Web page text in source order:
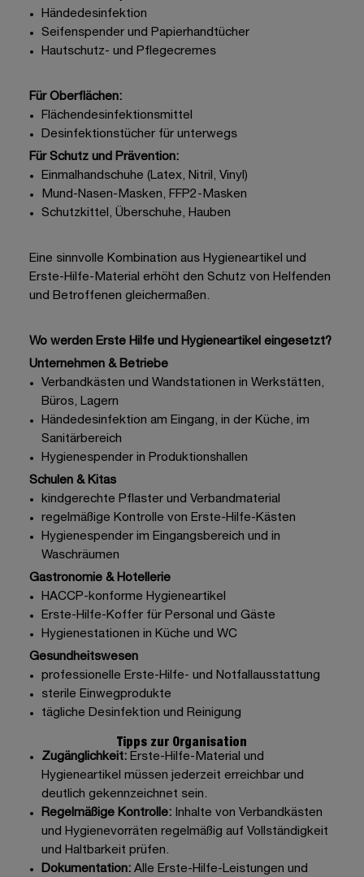
Händedesinfektion
Seifenspender und Papierhandtücher
Hautschutz- und Pflegecremes
Für Oberflächen:
Flächendesinfektionsmittel
Desinfektionstücher für unterwegs
Für Schutz und Prävention:
Einmalhandschuhe (Latex, Nitril, Vinyl)
Mund-Nasen-Masken, FFP2-Masken
Schutzkittel, Überschuhe, Hauben
Eine sinnvolle Kombination aus Hygieneartikel und
Erste-Hilfe-Material erhöht den Schutz von Helfenden
und Betroffenen gleichermaßen.
Wo werden Erste Hilfe und Hygieneartikel eingesetzt?
Unternehmen & Betriebe
Verbandkästen und Wandstationen in Werkstätten,
Büros, Lagern
Händedesinfektion am Eingang, in der Küche, im
Sanitärbereich
Hygienespender in Produktionshallen
Schulen & Kitas
kindgerechte Pflaster und Verbandmaterial
regelmäßige Kontrolle von Erste-Hilfe-Kästen
Hygienespender im Eingangsbereich und in
Waschräumen
Gastronomie & Hotellerie
HACCP-konforme Hygieneartikel
Erste-Hilfe-Koffer für Personal und Gäste
Hygienestationen in Küche und WC
Gesundheitswesen
professionelle Erste-Hilfe- und Notfallausstattung
sterile Einwegprodukte
tägliche Desinfektion und Reinigung
Tipps zur Organisation
Zugänglichkeit: Erste-Hilfe-Material und
Hygieneartikel müssen jederzeit erreichbar und
deutlich gekennzeichnet sein.
Regelmäßige Kontrolle: Inhalte von Verbandkästen
und Hygienevorräten regelmäßig auf Vollständigkeit
und Haltbarkeit prüfen.
Dokumentation: Alle Erste-Hilfe-Leistungen und